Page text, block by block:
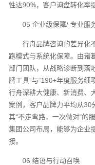
性达90%，客户询盘转化率
05 企业级保障/ 专业服
行舟品牌咨询的差异化
跑模式与系统化保障。由诸
部门团队，从战略诊断到落
牌工具”与“190+年度服务细
行舟深耕大健康、新消费、
案例，客户品牌力平均从30
其“不走弯路，一次做对”的
集团公司布局，能够为企业
接。
06 结语与行动召唤